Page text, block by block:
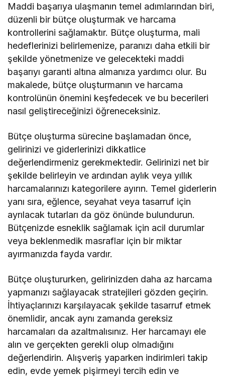
Maddi başarıya ulaşmanın temel adımlarından biri,
düzenli bir bütçe oluşturmak ve harcama
kontrollerini sağlamaktır. Bütçe oluşturma, mali
hedeflerinizi belirlemenize, paranızı daha etkili bir
şekilde yönetmenize ve gelecekteki maddi
başarıyı garanti altına almanıza yardımcı olur. Bu
makalede, bütçe oluşturmanın ve harcama
kontrolünün önemini keşfedecek ve bu becerileri
nasıl geliştireceğinizi öğreneceksiniz.
Bütçe oluşturma sürecine başlamadan önce,
gelirinizi ve giderlerinizi dikkatlice
değerlendirmeniz gerekmektedir. Gelirinizi net bir
şekilde belirleyin ve ardından aylık veya yıllık
harcamalarınızı kategorilere ayırın. Temel giderlerin
yanı sıra, eğlence, seyahat veya tasarruf için
ayrılacak tutarları da göz önünde bulundurun.
Bütçenizde esneklik sağlamak için acil durumlar
veya beklenmedik masraflar için bir miktar
ayırmanızda fayda vardır.
Bütçe oluştururken, gelirinizden daha az harcama
yapmanızı sağlayacak stratejileri gözden geçirin.
İhtiyaçlarınızı karşılayacak şekilde tasarruf etmek
önemlidir, ancak aynı zamanda gereksiz
harcamaları da azaltmalısınız. Her harcamayı ele
alın ve gerçekten gerekli olup olmadığını
değerlendirin. Alışveriş yaparken indirimleri takip
edin, evde yemek pişirmeyi tercih edin ve